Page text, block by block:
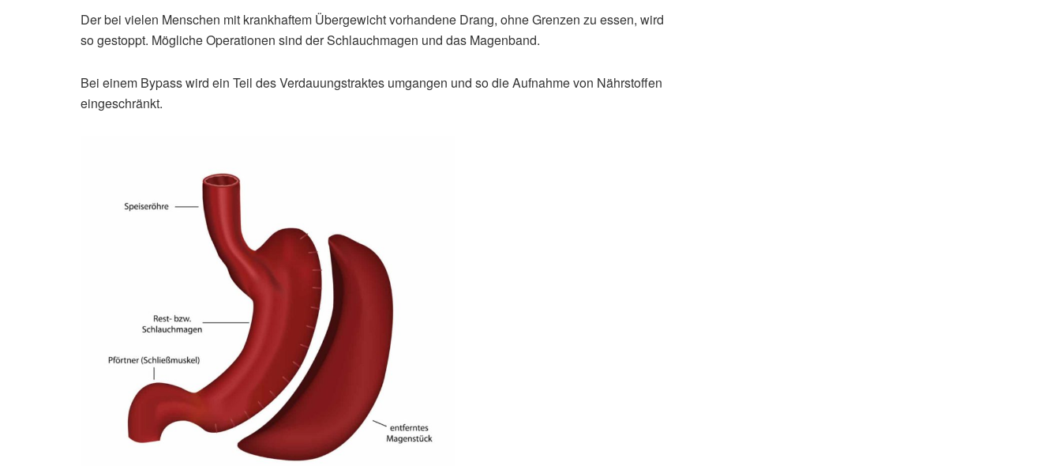
Der bei vielen Menschen mit krankhaftem Übergewicht vorhandene Drang, ohne Grenzen zu essen, wird
so gestoppt. Mögliche Operationen sind der Schlauchmagen und das Magenband.
Bei einem Bypass wird ein Teil des Verdauungstraktes umgangen und so die Aufnahme von Nährstoffen
eingeschränkt.